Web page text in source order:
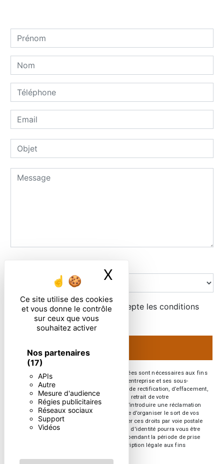
Ce site utilise des cookies
et vous donne le contrôle
sur ceux que vous
souhaitez activer
Nos partenaires
(17)
APIs
Autre
Mesure d'audience
Régies publicitaires
Réseaux sociaux
Support
Vidéos
X Masquer le
En cochant cette case, j'accepte les conditions
particulières ci-dessous **
** Les données personnelles communiquées sont nécessaires aux fins
de vous contacter. Elles sont destinées à l'entreprise et ses sous-
traitants. Vous disposez de droits d’accès, de rectification, d’effacement,
de portabilité, de limitation, d’opposition, de retrait de votre
consentement à tout moment et du droit d’introduire une réclamation
auprès d’une autorité de contrôle, ainsi que d’organiser le sort de vos
données post-mortem. Vous pouvez exercer ces droits par voie postale
ou par courrier électronique. Un justificatif d'identité pourra vous être
demandé. Nous conservons vos données pendant la période de prise
de contact puis pendant la durée de prescription légale aux fins